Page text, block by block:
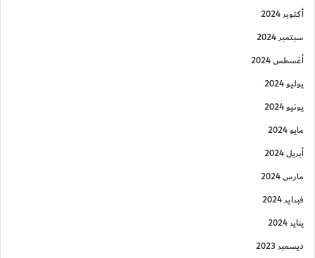
أكتوبر 2024
سبتمبر 2024
أغسطس 2024
يوليو 2024
يونيو 2024
مايو 2024
أبريل 2024
مارس 2024
فبراير 2024
يناير 2024
ديسمبر 2023